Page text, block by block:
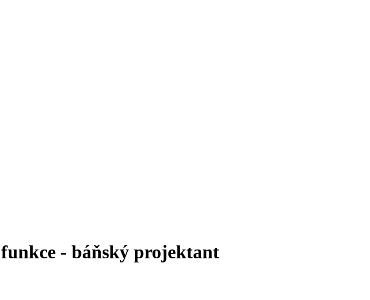
- báňský projektant